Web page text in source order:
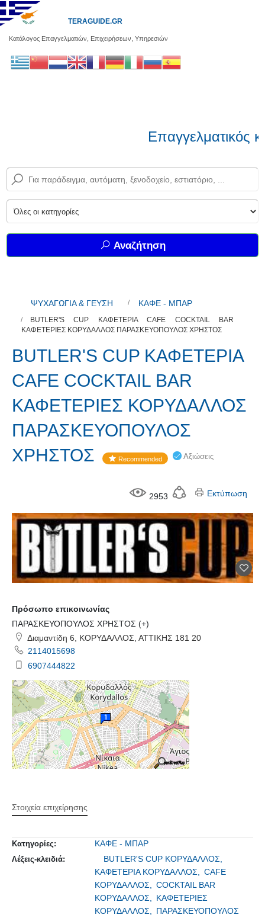
Κατάλογος Επαγγελματιών, Επιχειρήσεων, Υπηρεσιών
TERAGUIDE.GR
Επαγγελματικός
Αναζήτηση
ΨΥΧΑΓΩΓΙΑ & ΓΕΥΣΗ ΚΑΦΕ - ΜΠΑΡ
BUTLER'S CUP ΚΑΦΕΤΕΡΙΑ CAFE COCKTAIL BAR
ΚΑΦΕΤΕΡΙΕΣ ΚΟΡΥΔΑΛΛΟΣ ΠΑΡΑΣΚΕΥΟΠΟΥΛΟΣ ΧΡΗΣΤΟΣ
BUTLER'S CUP ΚΑΦΕΤΕΡΙΑ
CAFE COCKTAIL BAR
ΚΑΦΕΤΕΡΙΕΣ ΚΟΡΥΔΑΛΛΟΣ
ΠΑΡΑΣΚΕΥΟΠΟΥΛΟΣ
ΧΡΗΣΤΟΣ
Recommended Αξιώσεις
2953 Εκτύπωση
Πρόσωπο επικοινωνίας
ΠΑΡΑΣΚΕΥΟΠΟΥΛΟΣ ΧΡΗΣΤΟΣ (+)
Διαμαντίδη 6, ΚΟΡΥΔΑΛΛΟΣ, ΑΤΤΙΚΗΣ 181 20
2114015698
6907444822
Στοιχεία επιχείρησης
Κατηγορίες: ΚΑΦΕ - ΜΠΑΡ
Λέξεις-κλειδιά:
BUTLER'S CUP ΚΟΡΥΔΑΛΛΟΣ,
ΚΑΦΕΤΕΡΙΑ ΚΟΡΥΔΑΛΛΟΣ,
CAFE
ΚΟΡΥΔΑΛΛΟΣ,
COCKTAIL BAR
ΚΟΡΥΔΑΛΛΟΣ,
ΚΑΦΕΤΕΡΙΕΣ
ΚΟΡΥΔΑΛΛΟΣ,
ΠΑΡΑΣΚΕΥΟΠΟΥΛΟΣ